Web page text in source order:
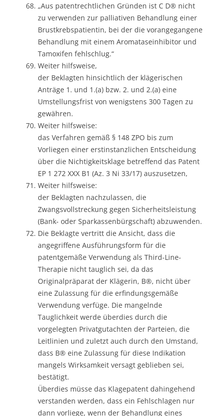
„Aus patentrechtlichen Gründen ist C D® nicht
zu verwenden zur palliativen Behandlung einer
Brustkrebspatientin, bei der die vorangegangene
Behandlung mit einem Aromataseinhibitor und
Tamoxifen fehlschlug.“
Weiter hilfsweise,
der Beklagten hinsichtlich der klägerischen
Anträge 1. und 1.(a) bzw. 2. und 2.(a) eine
Umstellungsfrist von wenigstens 300 Tagen zu
gewähren.
Weiter hilfsweise:
das Verfahren gemäß § 148 ZPO bis zum
Vorliegen einer erstinstanzlichen Entscheidung
über die Nichtigkeitsklage betreffend das Patent
EP 1 272 XXX B1 (Az. 3 Ni 33/17) auszusetzen,
Weiter hilfsweise:
der Beklagten nachzulassen, die
Zwangsvollstreckung gegen Sicherheitsleistung
(Bank- oder Sparkassenbürgschaft) abzuwenden.
Die Beklagte vertritt die Ansicht, dass die
angegriffene Ausführungsform für die
patentgemäße Verwendung als Third-Line-
Therapie nicht tauglich sei, da das
Originalpräparat der Klägerin, B®, nicht über
eine Zulassung für die erfindungsgemäße
Verwendung verfüge. Die mangelnde
Tauglichkeit werde überdies durch die
vorgelegten Privatgutachten der Parteien, die
Leitlinien und zuletzt auch durch den Umstand,
dass B® eine Zulassung für diese Indikation
mangels Wirksamkeit versagt geblieben sei,
bestätigt.
Überdies müsse das Klagepatent dahingehend
verstanden werden, dass ein Fehlschlagen nur
dann vorliege, wenn der Behandlung eines